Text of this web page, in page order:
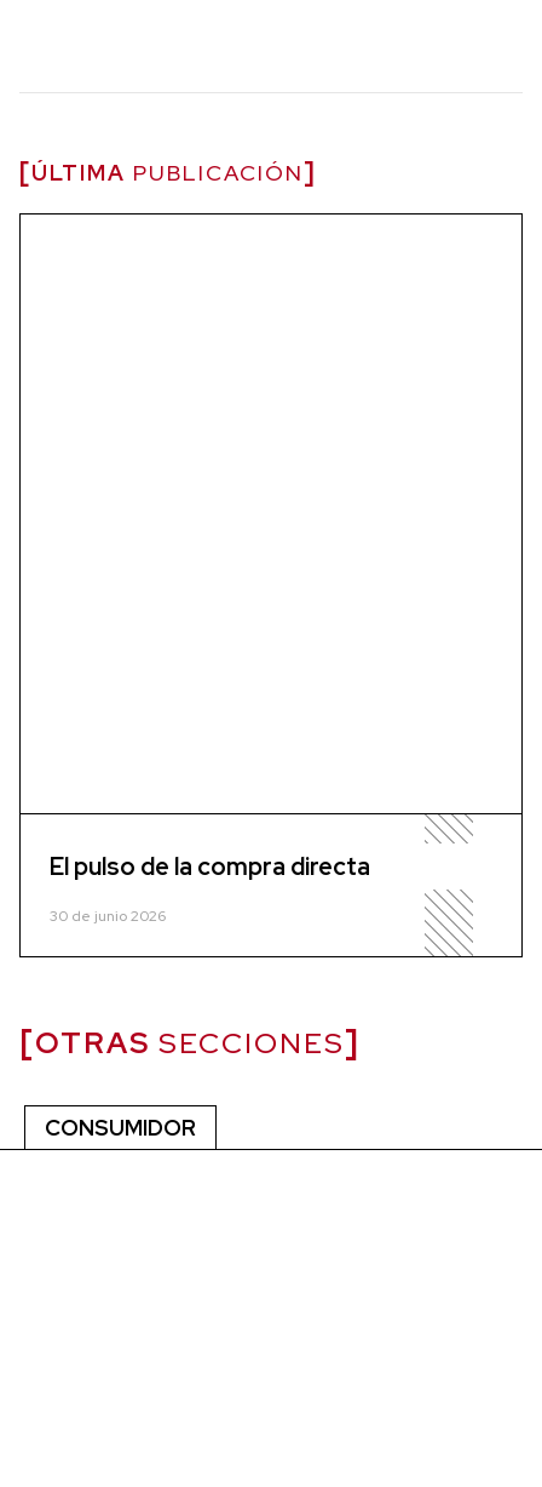
ÚLTIMA PUBLICACIÓN
El pulso de la compra directa
30 de junio 2026
OTRAS SECCIONES
CONSUMIDOR